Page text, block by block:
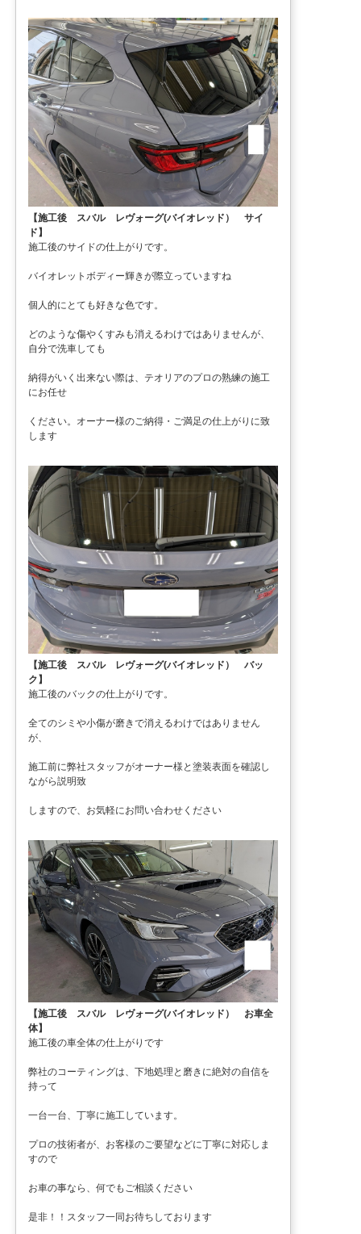
【施工後 スバル レヴォーグ(バイオレッド） サイ
ド】
施工後のサイドの仕上がりです。
バイオレットボディー輝きが際立っていますね
個人的にとても好きな色です。
どのような傷やくすみも消えるわけではありませんが、
自分で洗車しても
納得がいく出来ない際は、テオリアのプロの熟練の施工
にお任せ
ください。オーナー様のご納得・ご満足の仕上がりに致
します
【施工後 スバル レヴォーグ(バイオレッド） バッ
ク】
施工後のバックの仕上がりです。
全てのシミや小傷が磨きで消えるわけではありません
が、
施工前に弊社スタッフがオーナー様と塗装表面を確認し
ながら説明致
しますので、お気軽にお問い合わせください
【施工後 スバル レヴォーグ(バイオレッド） お車全
体】
施工後の車全体の仕上がりです
弊社のコーティングは、下地処理と磨きに絶対の自信を
持って
一台一台、丁寧に施工しています。
プロの技術者が、お客様のご要望などに丁寧に対応しま
すので
お車の事なら、何でもご相談ください
是非！！スタッフ一同お待ちしております